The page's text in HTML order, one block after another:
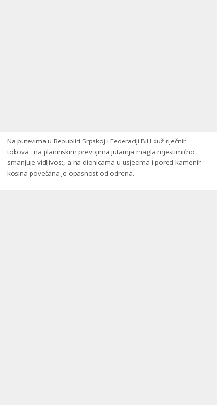
Na putevima u Republici Srpskoj i Federaciji BiH duž riječnih
tokova i na planinskim prevojima jutarnja magla mjestimično
smanjuje vidljivost, a na dionicama u usjecima i pored kamenih
kosina povećana je opasnost od odrona.